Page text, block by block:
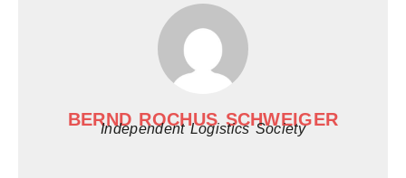
BERND ROCHUS SCHWEIGER
Independent Logistics Society